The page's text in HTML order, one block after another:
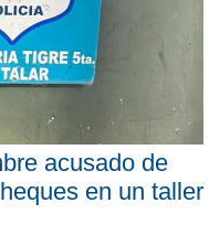
acusado de
en un taller